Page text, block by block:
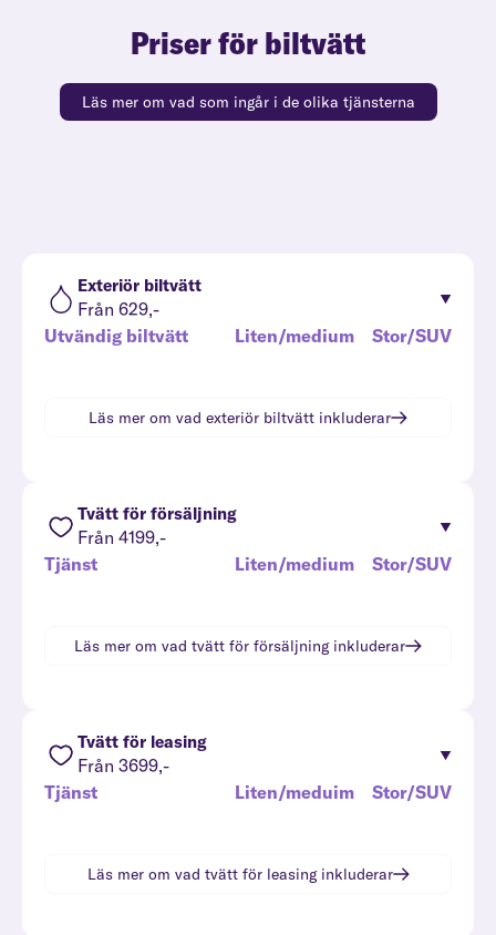
Priser för biltvätt
Läs mer om vad som ingår i de olika tjänsterna
Exteriör biltvätt
Från 629,-
Utvändig biltvätt
Liten/medium Stor/SUV
Läs mer om vad exteriör biltvätt inkluderar
Tvätt för försäljning
Från 4199,-
Tjänst
Liten/medium Stor/SUV
Läs mer om vad tvätt för försäljninginkluderar
Tvätt för leasing
Från 3699,-
Tjänst
Liten/meduim Stor/SUV
Läs mer om vad tvätt för leasinginkluderar